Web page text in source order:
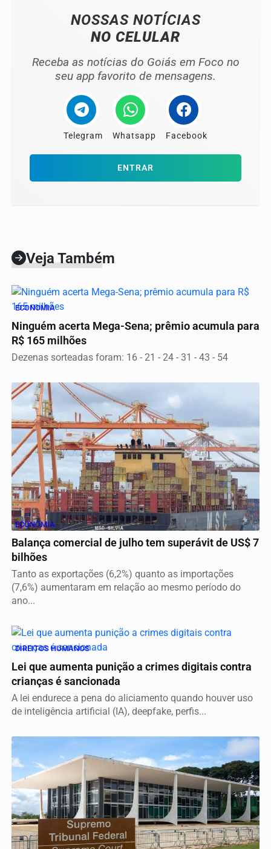
NOSSAS NOTÍCIAS
NO CELULAR
Receba as notícias do Goiás em Foco no
seu app favorito de mensagens.
Telegram Whatsapp Facebook
ENTRAR
Veja Também
ECONOMIA
Ninguém acerta Mega-Sena; prêmio acumula para
R$ 165 milhões
Dezenas sorteadas foram: 16 - 21 - 24 - 31 - 43 - 54
ECONOMIA
Balança comercial de julho tem superávit de US$ 7
bilhões
Tanto as exportações (6,2%) quanto as importações
(7,6%) aumentaram em relação ao mesmo período do
ano...
DIREITOS HUMANOS
Lei que aumenta punição a crimes digitais contra
crianças é sancionada
A lei endurece a pena do aliciamento quando houver uso
de inteligência artificial (IA), deepfake, perfis...